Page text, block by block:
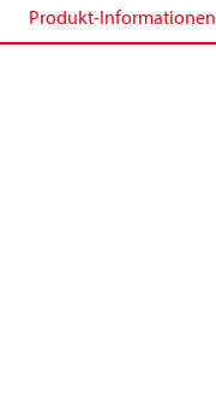
Produkt-Informationen